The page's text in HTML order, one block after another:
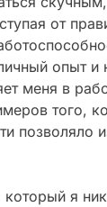
от
опыт и
меня в
того,
позволяло
я